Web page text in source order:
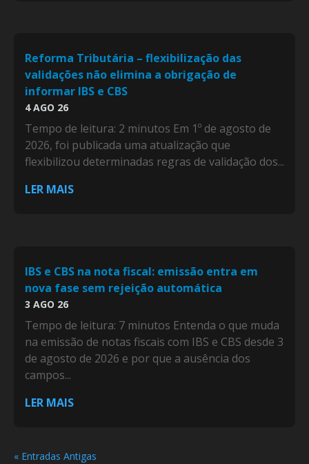
Reforma Tributária – flexibilização das
validações não elimina a obrigação de
informar IBS e CBS
4 AGO 26
Tempo de leitura: 2 minutos Em 1º de agosto de
2026, foi publicada uma atualização que
flexibilizou determinadas regras de validação dos...
LER MAIS
IBS e CBS na nota fiscal: emissão entra em
nova fase sem rejeição automática
3 AGO 26
Tempo de leitura: 7 minutos Entenda o que muda
na emissão de notas fiscais com IBS e CBS desde 3
de agosto de 2026 e por que a ausência dos
campos...
LER MAIS
« Entradas Antigas